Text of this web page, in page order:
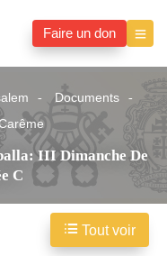
Faire un don
Documents
III Dimanche De
C
Tout voir